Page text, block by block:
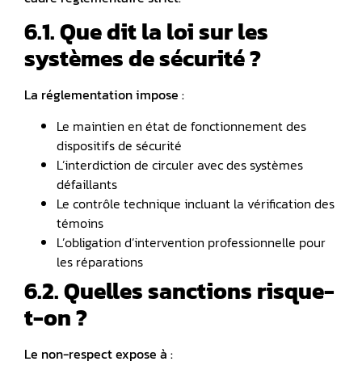
6.1. Que dit la loi sur les
systèmes de sécurité ?
La réglementation impose :
Le maintien en état de fonctionnement des
dispositifs de sécurité
L’interdiction de circuler avec des systèmes
défaillants
Le contrôle technique incluant la vérification des
témoins
L’obligation d’intervention professionnelle pour
les réparations
6.2. Quelles sanctions risque-
t-on ?
Le non-respect expose à :